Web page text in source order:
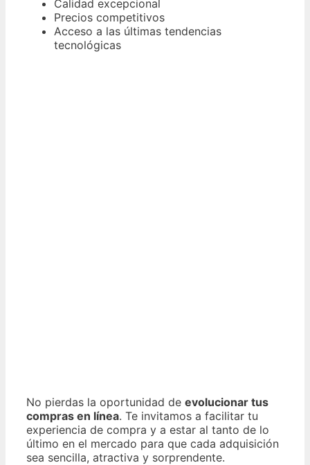
Calidad excepcional
Precios competitivos
Acceso a las últimas tendencias
tecnológicas
No pierdas la oportunidad de evolucionar tus
compras en línea. Te invitamos a facilitar tu
experiencia de compra y a estar al tanto de lo
último en el mercado para que cada adquisición
sea sencilla, atractiva y sorprendente.